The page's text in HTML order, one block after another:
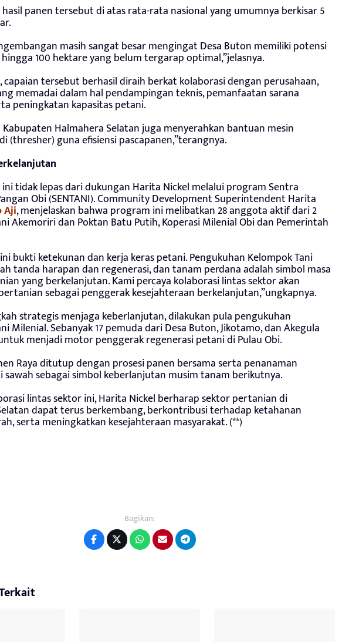
panen tersebut di atas rata-rata nasional yang umumnya berkisar 5
masih sangat besar mengingat Desa Buton memiliki potensi
100 hektare yang belum tergarap optimal,”jelasnya.
tersebut berhasil diraih berkat kolaborasi dengan perusahaan,
memadai dalam hal pendampingan teknis, pemanfaatan sarana
peningkatan kapasitas petani.
Halmahera Selatan juga menyerahkan bantuan mesin
(thresher) guna efisiensi pascapanen,”terangnya.
tidak lepas dari dukungan Harita Nickel melalui program Sentra
Obi (SENTANI). Community Development Superintendent Harita
Aji, menjelaskan bahwa program ini melibatkan 28 anggota aktif dari 2
Akemoriri dan Poktan Batu Putih, Koperasi Milenial Obi dan Pemerintah
bukti ketekunan dan kerja keras petani. Pengukuhan Kelompok Tani
tanda harapan dan regenerasi, dan tanam perdana adalah simbol masa
yang berkelanjutan. Kami percaya kolaborasi lintas sektor akan
sebagai penggerak kesejahteraan berkelanjutan,”ungkapnya.
strategis menjaga keberlanjutan, dilakukan pula pengukuhan
Milenial. Sebanyak 17 pemuda dari Desa Buton, Jikotamo, dan Akegula
menjadi motor penggerak regenerasi petani di Pulau Obi.
Raya ditutup dengan prosesi panen bersama serta penanaman
sawah sebagai simbol keberlanjutan musim tanam berikutnya.
lintas sektor ini, Harita Nickel berharap sektor pertanian di
dapat terus berkembang, berkontribusi terhadap ketahanan
serta meningkatkan kesejahteraan masyarakat. (**)
Bagikan: